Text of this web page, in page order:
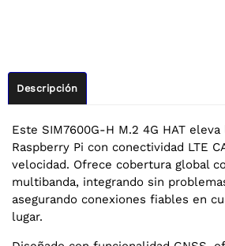
Descripción
Este SIM7600G-H M.2 4G HAT
Raspberry Pi con conectividad LTE
velocidad. Ofrece cobertura global
multibanda, integrando sin
asegurando conexiones fiables en
lugar.